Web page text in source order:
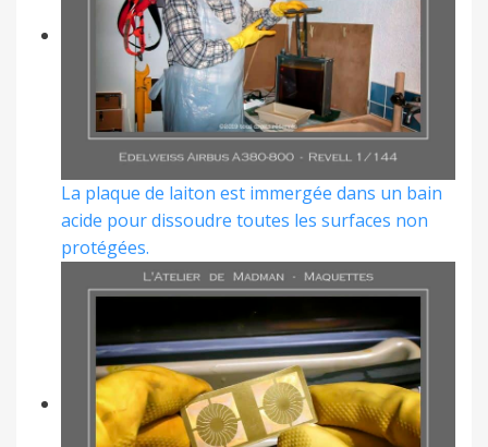
La plaque de laiton est immergée dans un bain
acide pour dissoudre toutes les surfaces non
protégées.